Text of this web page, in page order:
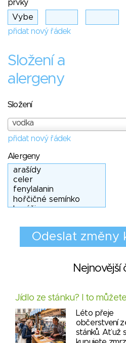
prvky
přidat nový řádek
Složení a
alergeny
Složení
vodka
přidat nový řádek
Alergeny
Nejnovější
Jídlo ze stánku? I to
Léto přeje
občerstvení
stánků. Ať už